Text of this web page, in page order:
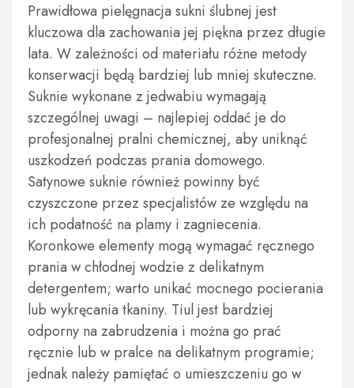
Prawidłowa pielęgnacja sukni ślubnej jest
kluczowa dla zachowania jej piękna przez długie
lata. W zależności od materiału różne metody
konserwacji będą bardziej lub mniej skuteczne.
Suknie wykonane z jedwabiu wymagają
szczególnej uwagi – najlepiej oddać je do
profesjonalnej pralni chemicznej, aby uniknąć
uszkodzeń podczas prania domowego.
Satynowe suknie również powinny być
czyszczone przez specjalistów ze względu na
ich podatność na plamy i zagniecenia.
Koronkowe elementy mogą wymagać ręcznego
prania w chłodnej wodzie z delikatnym
detergentem; warto unikać mocnego pocierania
lub wykręcania tkaniny. Tiul jest bardziej
odporny na zabrudzenia i można go prać
ręcznie lub w pralce na delikatnym programie;
jednak należy pamiętać o umieszczeniu go w